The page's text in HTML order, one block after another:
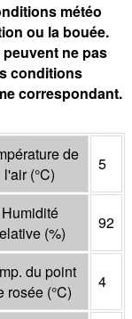
météo
ou la bouée.
ne pas
conditions
correspondant.
de
l'air(°C)
5
Humidité
(%)
92
du point
rosée (°C)
4